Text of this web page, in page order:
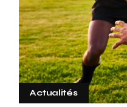
Actualités